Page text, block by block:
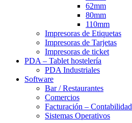
62mm
80mm
110mm
Impresoras de Etiquetas
Impresoras de Tarjetas
Impresoras de ticket
PDA – Tablet hostelería
PDA Industriales
Software
Bar / Restaurantes
Comercios
Facturación – Contabilidad
Sistemas Operativos